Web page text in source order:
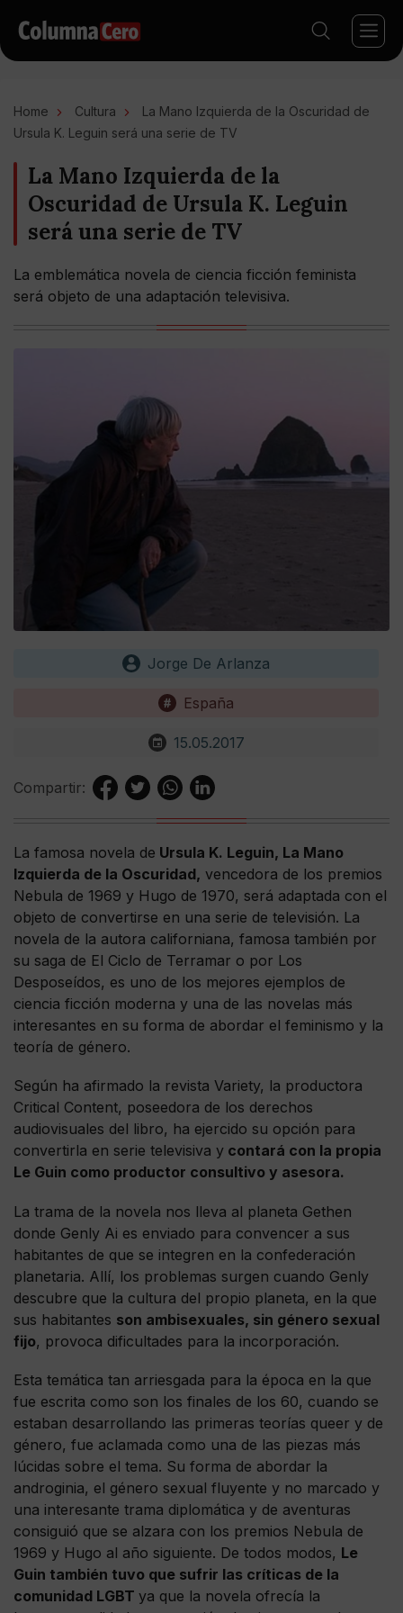
Home Cultura
La Mano Izquierda de la Oscuridad de
Ursula K. Leguin será una serie de TV
La Mano Izquierda de la
Oscuridad de Ursula K. Leguin
será una serie de TV
La emblemática novela de ciencia ficción feminista
será objeto de una adaptación televisiva.
Jorge De Arlanza
España
15.05.2017
Compartir:
La famosa novela de Ursula K. Leguin, La Mano
Izquierda de la Oscuridad, vencedora de los premios
Nebula de 1969 y Hugo de 1970, será adaptada con el
objeto de convertirse en una serie de televisión. La
novela de la autora californiana, famosa también por
su saga de El Ciclo de Terramar o por Los
Desposeídos, es uno de los mejores ejemplos de
ciencia ficción moderna y una de las novelas más
interesantes en su forma de abordar el feminismo y la
teoría de género.
Según ha afirmado la revista Variety, la productora
Critical Content, poseedora de los derechos
audiovisuales del libro, ha ejercido su opción para
convertirla en serie televisiva y contará con la propia
Le Guin como productor consultivo y asesora.
La trama de la novela nos lleva al planeta Gethen
donde Genly Ai es enviado para convencer a sus
habitantes de que se integren en la confederación
planetaria. Allí, los problemas surgen cuando Genly
descubre que la cultura del propio planeta, en la que
sus habitantes son ambisexuales, sin género sexual
fijo, provoca dificultades para la incorporación.
Esta temática tan arriesgada para la época en la que
fue escrita como son los finales de los 60, cuando se
estaban desarrollando las primeras teorías queer y de
género, fue aclamada como una de las piezas más
lúcidas sobre el tema. Su forma de abordar la
androginia, el género sexual fluyente y no marcado y
una interesante trama diplomática y de aventuras
consiguió que se alzara con los premios Nebula de
1969 y Hugo al año siguiente. De todos modos, Le
Guin también tuvo que sufrir las críticas de la
comunidad LGBT ya que la novela ofrecía la